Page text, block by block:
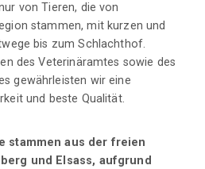
von Tieren, die von
stammen, mit kurzen und
bis zum Schlachthof.
des Veterinäramtes sowie des
gewährleisten wir eine
und beste Qualität.
stammen aus der freien
und Elsass, aufgrund